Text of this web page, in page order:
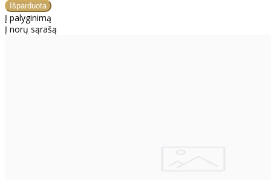
Į palyginimą
Į norų sąrašą